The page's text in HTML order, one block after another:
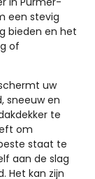
een stevig
bieden en het
of
uw
sneeuw en
te
om
staat te
aan de slag
Het kan zijn